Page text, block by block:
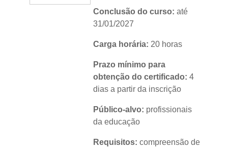
Conclusão do curso: até
31/01/2027
Carga horária: 20 horas
Prazo mínimo para
obtenção do certificado: 4
dias a partir da inscrição
Público-alvo: profissionais
da educação
Requisitos: compreensão de